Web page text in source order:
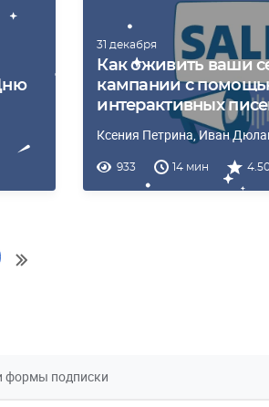
31 декабря
Как оживить ваши
кампании с
интерактивных
Ксения Петрина, Иван
933 14 мин
формы подписки